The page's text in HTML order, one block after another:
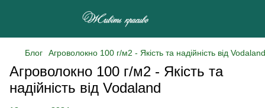
Блог Агроволокно 100 г/м2 - Якість та надійність від Vodaland
Агроволокно 100 г/м2 - Якість та
надійність від Vodaland